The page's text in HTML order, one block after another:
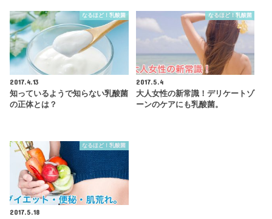
なるほど！乳酸菌
2017.4.13
知っているようで知らない乳酸菌
の正体とは？
なるほど！乳酸菌
2017.5.4
大人女性の新常識！デリケートゾ
ーンのケアにも乳酸菌。
なるほど！乳酸菌
2017.5.18